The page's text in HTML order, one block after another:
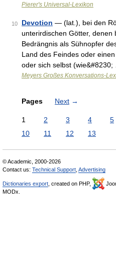
Pierer's Universal-Lexikon
10 Devotion — (lat.), bei den
unterirdischen Götter,
Bedrängnis als Sühnopfer
Land des Feindes oder
oder sich selbst (wie&#8230;
Meyers Großes Konversations-
Pages Next →
1 2 3 4 5
10
11 12 13
© Academic, 2000-2026
Contact us: Technical Support Advertising
Dictionaries export , created on PHP,
MODx.